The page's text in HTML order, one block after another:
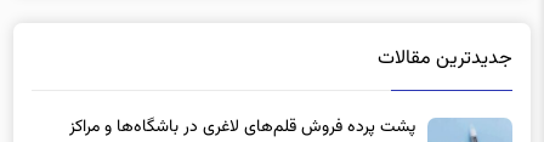
پشت پرده فروش قلم‌های لاغری در باشگاه‌ها و مراکز
زیبایی